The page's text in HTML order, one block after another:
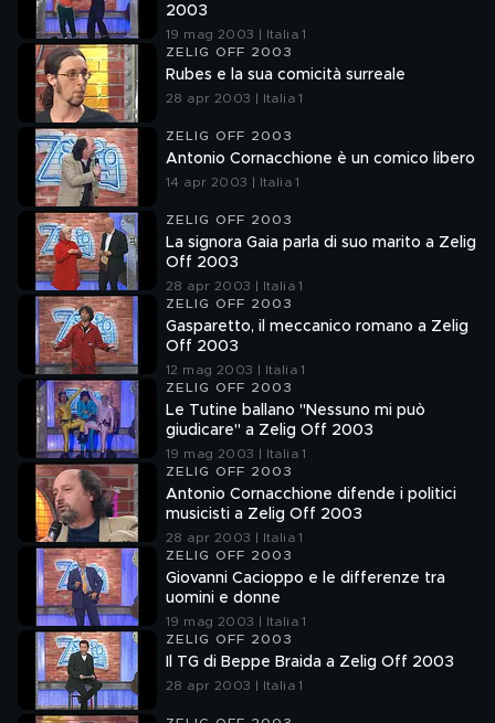
2003
19 mag 2003 | Italia 1
ZELIG OFF 2003
Rubes e la sua comicità surreale
28 apr 2003 | Italia 1
ZELIG OFF 2003
Antonio Cornacchione è un comico libero
14 apr 2003 | Italia 1
ZELIG OFF 2003
La signora Gaia parla di suo marito a Zelig
Off 2003
28 apr 2003 | Italia 1
ZELIG OFF 2003
Gasparetto, il meccanico romano a Zelig
Off 2003
12 mag 2003 | Italia 1
ZELIG OFF 2003
Le Tutine ballano "Nessuno mi può
giudicare" a Zelig Off 2003
19 mag 2003 | Italia 1
ZELIG OFF 2003
Antonio Cornacchione difende i politici
musicisti a Zelig Off 2003
28 apr 2003 | Italia 1
ZELIG OFF 2003
Giovanni Cacioppo e le differenze tra
uomini e donne
19 mag 2003 | Italia 1
ZELIG OFF 2003
Il TG di Beppe Braida a Zelig Off 2003
28 apr 2003 | Italia 1